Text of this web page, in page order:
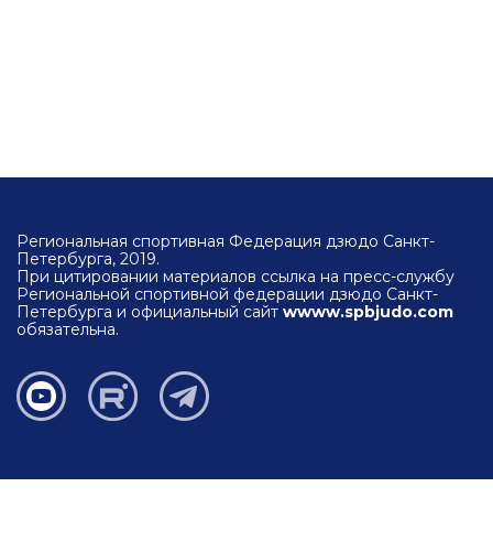
Региональная спортивная Федерация дзюдо Санкт-
Петербурга, 2019.
При цитировании материалов ссылка на пресс-службу
Региональной спортивной федерации дзюдо Санкт-
Петербурга и официальный сайт wwww.spbjudo.com
обязательна.